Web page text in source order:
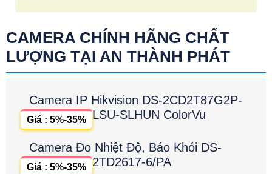
CAMERA CHÍNH HÃNG CHẤT
LƯỢNG TẠI AN THÀNH PHÁT
Camera IP Hikvision DS-2CD2T87G2P-
LSU-SLHUN ColorVu
Giá : 5%-35%
Camera Đo Nhiệt Độ, Báo Khói DS-
2TD2617-6/PA
Giá : 5%-35%